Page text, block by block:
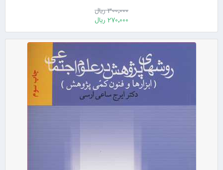
300٬000 ریال
270٬000 ریال